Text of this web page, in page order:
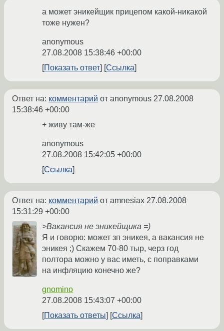
а может эникейщик прицепом какой-никакой
тоже нужен?
anonymous
27.08.2008 15:38:46 +00:00
Показать ответ
Ссылка
Ответ на: комментарий от anonymous 27.08.2008
15:38:46 +00:00
+ живу там-же
anonymous
27.08.2008 15:42:05 +00:00
Ссылка
Ответ на: комментарий от amnesiax 27.08.2008
15:31:29 +00:00
>Вакансия не эникейщика =)
Я и говорю: может зп эникея, а вакансия не
эникея ;) Скажем 70-80 тыр, черз год
полтора можно у вас иметь, с поправками
на инфляцию конечно же?
gnomino
27.08.2008 15:43:07 +00:00
Показать ответы
Ссылка